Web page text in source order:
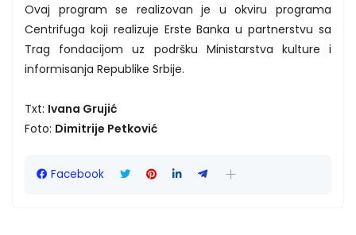
Ovaj program se realizovan je u okviru programa
Centrifuga koji realizuje Erste Banka u partnerstvu sa
Trag fondacijom uz podršku Ministarstva kulture i
informisanja Republike Srbije.
Txt: Ivana Grujić
Foto: Dimitrije Petković
Facebook